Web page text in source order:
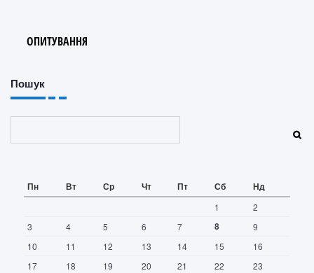
ОПИТУВАННЯ
Пошук
Пн Вт Ср Чт Пт Сб Нд
1
2
3
4 5 6 7 8
9
10
11 12 13 14 15
16
17
18 19 20 21 22
23